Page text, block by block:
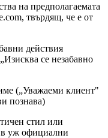
на предполагаемата
, твърдящ, че е от
действия
се незабавно
(„Уважаеми клиент"
познава)
стил или
уж официални